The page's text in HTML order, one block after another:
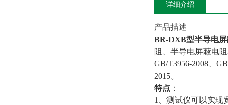
详细介绍
产品描述
BR-DXB型半导电
阻、半导电屏蔽电
GB/T3956-2008、
2015。
特点 ：
1、测试仪可以实现